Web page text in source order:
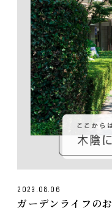
2023.08.06
ガーデンライフの